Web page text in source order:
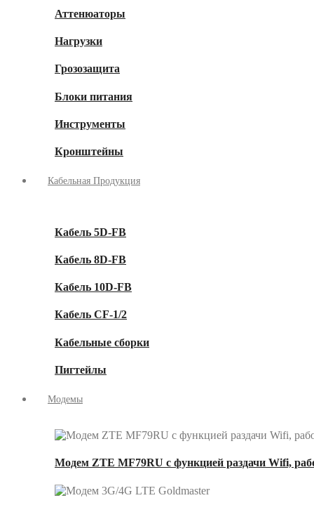
Аттенюаторы
Нагрузки
Грозозащита
Блоки питания
Инструменты
Кронштейны
Кабельная Продукция
Кабель 5D-FB
Кабель 8D-FB
Кабель 10D-FB
Кабель CF-1/2
Кабельные сборки
Пигтейлы
Модемы
Модем ZTE MF79RU с функцией раздачи Wifi,